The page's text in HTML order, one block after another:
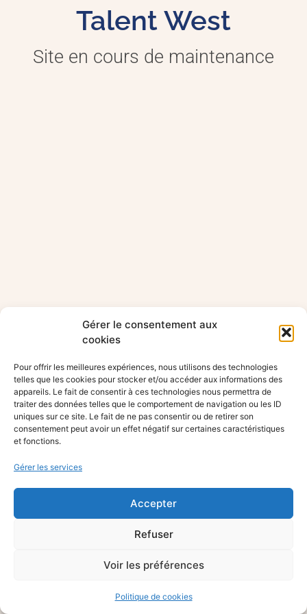
Gérer le consentement aux
cookies
Pour offrir les meilleures expériences, nous utilisons des technologies
telles que les cookies pour stocker et/ou accéder aux informations des
appareils. Le fait de consentir à ces technologies nous permettra de
traiter des données telles que le comportement de navigation ou les ID
uniques sur ce site. Le fait de ne pas consentir ou de retirer son
consentement peut avoir un effet négatif sur certaines caractéristiques
et fonctions.
Gérer les services
Accepter
Refuser
Voir les préférences
Politique de cookies
Talent West
Site en cours de maintenance